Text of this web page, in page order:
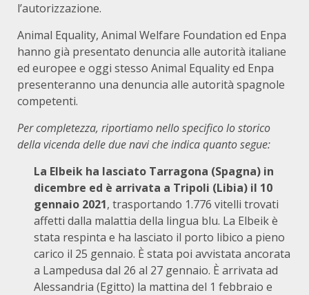
l’autorizzazione.
Animal Equality, Animal Welfare Foundation ed Enpa
hanno già presentato denuncia alle autorità italiane
ed europee e oggi stesso Animal Equality ed Enpa
presenteranno una denuncia alle autorità spagnole
competenti.
Per completezza, riportiamo nello specifico lo storico
della vicenda delle due navi che indica quanto segue:
La Elbeik ha lasciato Tarragona (Spagna) in
dicembre ed è arrivata a Tripoli (Libia) il 10
gennaio 2021, trasportando 1.776 vitelli trovati
affetti dalla malattia della lingua blu. La Elbeik è
stata respinta e ha lasciato il porto libico a pieno
carico il 25 gennaio. È stata poi avvistata ancorata
a Lampedusa dal 26 al 27 gennaio. È arrivata ad
Alessandria (Egitto) la mattina del 1 febbraio e